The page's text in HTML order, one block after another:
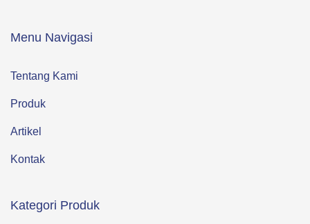
Menu Navigasi
Tentang Kami
Produk
Artikel
Kontak
Kategori Produk